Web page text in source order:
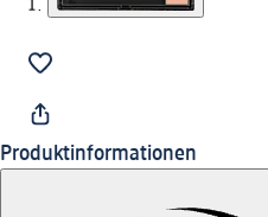
Produktinformationen